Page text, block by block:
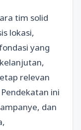
tim solid
lokasi,
yang
relevan
ini
dan